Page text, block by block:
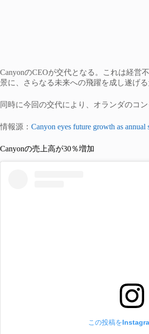
CanyonのCEOが交代となる。これは経営
景に、さらなる未来への飛躍を成し遂げ
同時に今回の交代により、オランダのコ
情報源： Canyon eyes future growth as annual
Canyonの売上高が30％増加
この投稿を